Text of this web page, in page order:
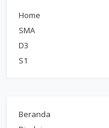
Home
SMA
D3
S1
Beranda